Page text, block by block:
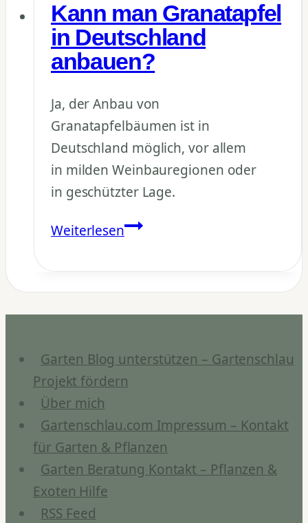
Kann man Granatapfel
in Deutschland
anbauen?
Ja, der Anbau von
Granatapfelbäumen ist in
Deutschland möglich, vor allem
in milden Weinbauregionen oder
in geschützter Lage.
WeiterlesenKann
Granatapfel
in
Deutschland
Garten Blog unterstützen – Gartenschlau
Projekt fördern
Über mich
Gartenschlau.com Impressum – Kontakt
für Garten & Pflanzen
Garten Beratung Kontakt – Pflanzen &
Exoten Hilfe
RSS Feed